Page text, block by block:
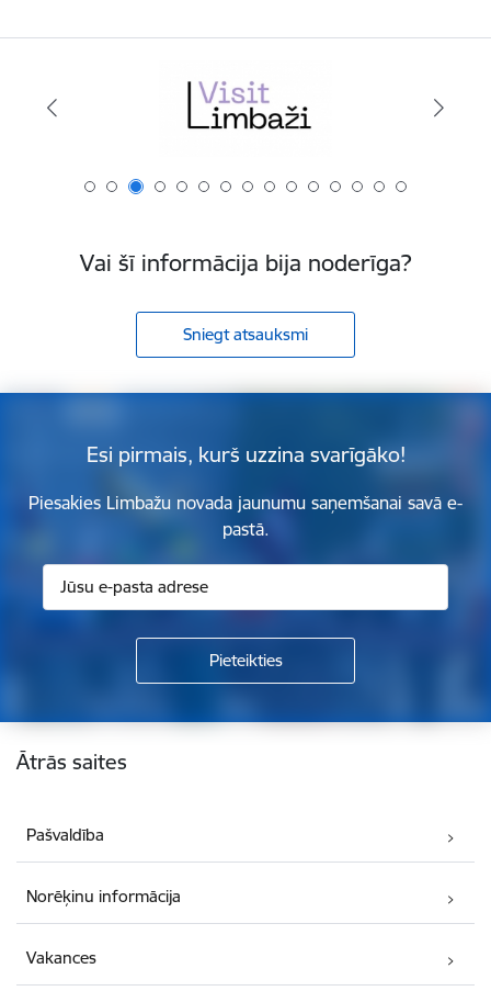
Vai šī informācija bija noderīga?
Sniegt atsauksmi
Esi pirmais, kurš uzzina svarīgāko!
Piesakies Limbažu novada jaunumu saņemšanai savā e-
pastā.
Kājene
Ātrās saites
Pašvaldība
Norēķinu informācija
Vakances